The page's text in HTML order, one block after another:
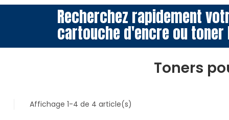
Recherchez rapidement
cartouche d'encre ou toner
Toners
Affichage 1-4 de 4 article(s)